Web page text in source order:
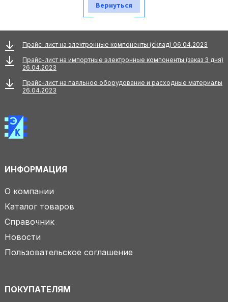
Вернуться
Прайс-лист на электронные компоненты (склад) 06.04.2023
Прайс-лист на импортные электронные компоненты (заказ 3 дня)
26.04.2023
Прайс-лист на паяльное оборудование и расходные материалы
26.04.2023
ИНФОРМАЦИЯ
О компании
Каталог товаров
Справочник
Новости
Пользовательское соглашение
ПОКУПАТЕЛЯМ